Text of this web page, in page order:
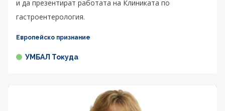
и да презентират работата на Клиниката по
гастроентерология.
Европейско признание
УМБАЛ Токуда